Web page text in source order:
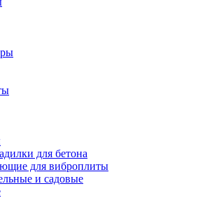
для бетона
для виброплиты
и садовые